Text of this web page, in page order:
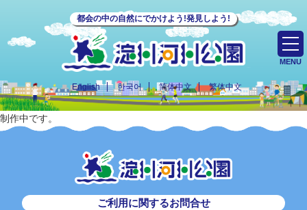
都会の中の自然にでかけよう!発見しよう!
English 한국어 简体中文 繁体中文
MENU
制作中です。
ご利用に関するお問合せ